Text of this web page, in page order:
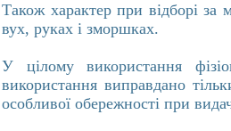
Також характер при відборі за
вух, руках і зморшках.
У цілому використання
використання виправдано
особливої обережності при